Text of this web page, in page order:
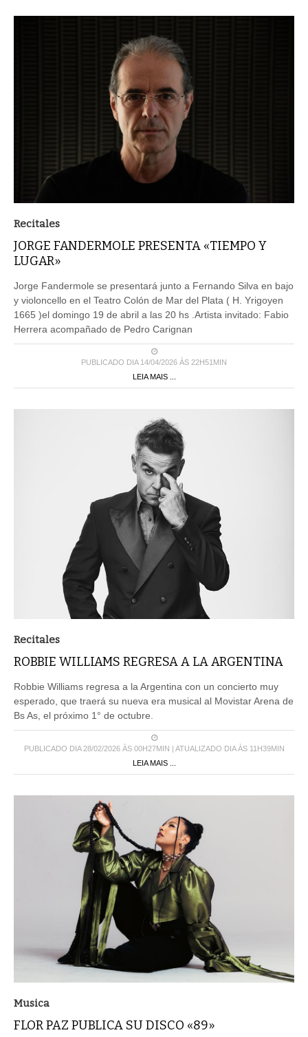
Recitales
JORGE FANDERMOLE PRESENTA «TIEMPO Y
LUGAR»
Jorge Fandermole se presentará junto a Fernando Silva en bajo
y violoncello en el Teatro Colón de Mar del Plata ( H. Yrigoyen
1665 )el domingo 19 de abril a las 20 hs .Artista invitado: Fabio
Herrera acompañado de Pedro Carignan
PUBLICADO DIA 14/04/2026 ÀS 22H51MIN
LEIA MAIS ...
Recitales
ROBBIE WILLIAMS REGRESA A LA ARGENTINA
Robbie Williams regresa a la Argentina con un concierto muy
esperado, que traerá su nueva era musical al Movistar Arena de
Bs As, el próximo 1° de octubre.
PUBLICADO DIA 28/02/2026 ÀS 00H27MIN | ATUALIZADO DIA ÀS 11H39MIN
LEIA MAIS ...
Musica
FLOR PAZ PUBLICA SU DISCO «89»